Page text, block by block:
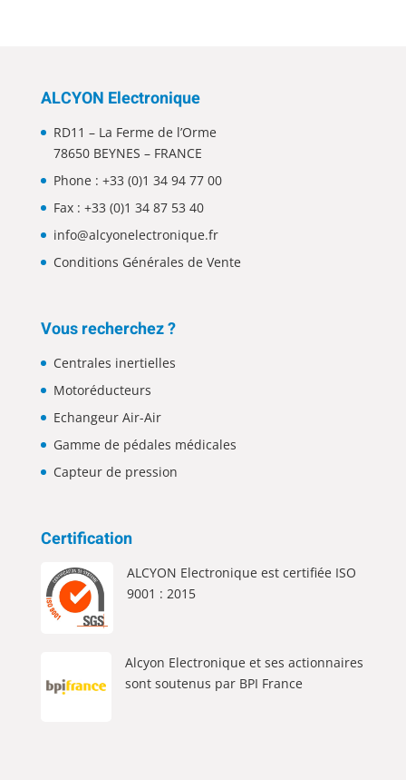
ALCYON Electronique
RD11 – La Ferme de l’Orme
78650 BEYNES – FRANCE
Phone : +33 (0)1 34 94 77 00
Fax : +33 (0)1 34 87 53 40
info@alcyonelectronique.fr
Conditions Générales de Vente
Vous recherchez ?
Centrales inertielles
Motoréducteurs
Echangeur Air-Air
Gamme de pédales médicales
Capteur de pression
Certification
ALCYON Electronique est certifiée ISO
9001 : 2015
Alcyon Electronique et ses actionnaires
sont soutenus par BPI France